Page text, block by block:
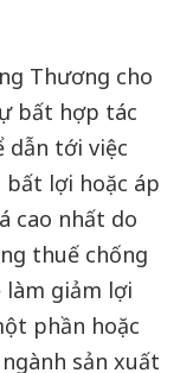
Thương cho
bất hợp tác
dẫn tới việc
bất lợi hoặc áp
cao nhất do
thuế chống
làm giảm lợi
phần hoặc
sản xuất